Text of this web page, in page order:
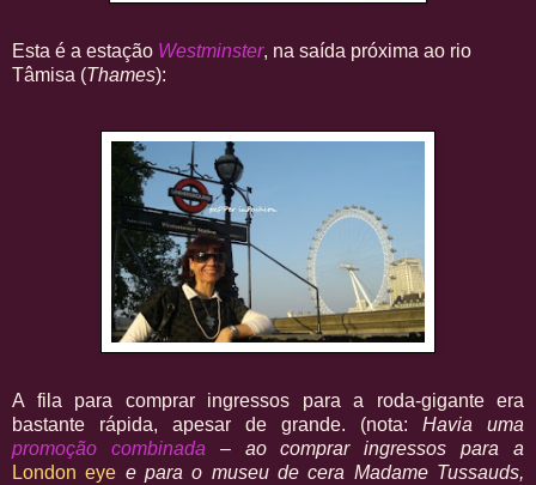
Esta é a estação Westminster, na saída próxima ao rio
Tâmisa (Thames):
A fila para comprar ingressos para a roda-gigante era
bastante rápida, apesar de grande. (nota: Havia uma
promoção combinada – ao comprar ingressos para a
London eye e para o museu de cera Madame Tussauds,